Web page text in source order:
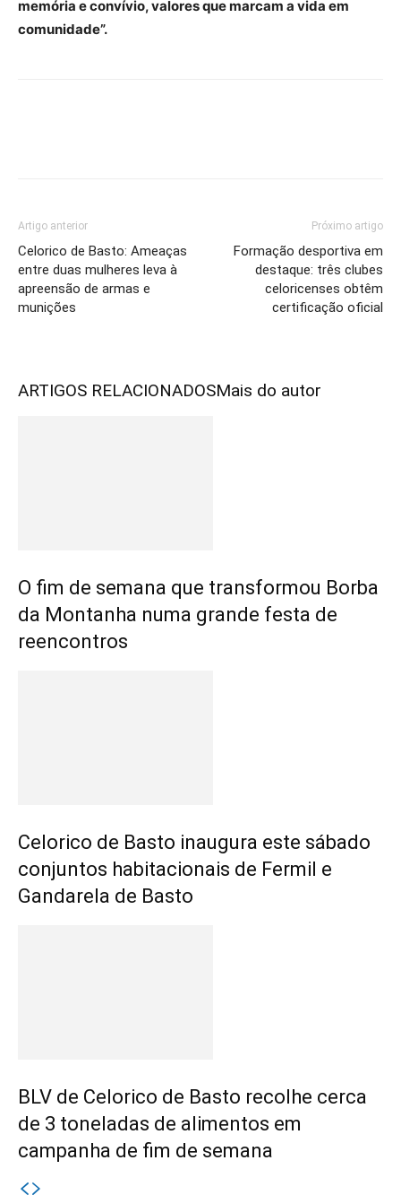
memória e convívio, valores que marcam a vida em
comunidade”.
Artigo anterior
Celorico de Basto: Ameaças
entre duas mulheres leva à
apreensão de armas e
munições
Próximo artigo
Formação desportiva em
destaque: três clubes
celoricenses obtêm
certificação oficial
ARTIGOS RELACIONADOSMais do autor
O fim de semana que transformou Borba
da Montanha numa grande festa de
reencontros
Celorico de Basto inaugura este sábado
conjuntos habitacionais de Fermil e
Gandarela de Basto
BLV de Celorico de Basto recolhe cerca
de 3 toneladas de alimentos em
campanha de fim de semana